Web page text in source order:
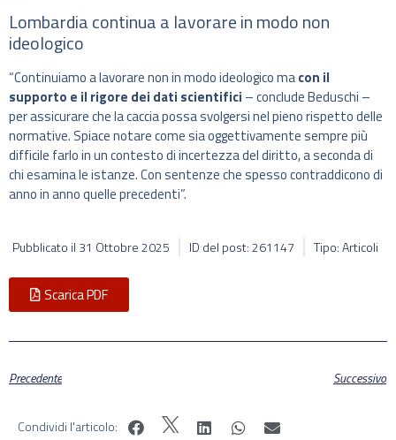
Lombardia continua a lavorare in modo non
ideologico
“Continuiamo a lavorare non in modo ideologico macon il
supporto e il rigore dei dati scientifici – conclude Beduschi –
per assicurare che la caccia possa svolgersi nel pieno rispetto delle
normative. Spiace notare come sia oggettivamente sempre più
difficile farlo in un contesto di incertezza del diritto, a seconda di
chi esamina le istanze. Con sentenze che spesso contraddicono di
anno in anno quelle precedenti”.
Pubblicato il 31 Ottobre 2025 ID del post: 261147 Tipo: Articoli
Scarica PDF
Precedente Successivo
Condividi l'articolo: